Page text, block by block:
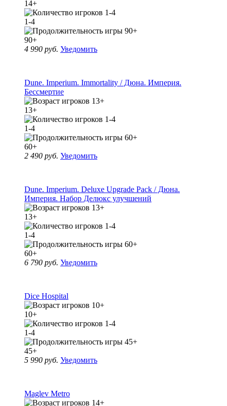
14+
1-4
90+
4 990 руб. Уведомить
Dune. Imperium. Immortality / Дюна. Империя.
Бессмертие
13+
1-4
60+
2 490 руб. Уведомить
Dune. Imperium. Deluxe Upgrade Pack / Дюна.
Империя. Набор Делюкс улучшений
13+
1-4
60+
6 790 руб. Уведомить
Dice Hospital
10+
1-4
45+
5 990 руб. Уведомить
Maglev Metro